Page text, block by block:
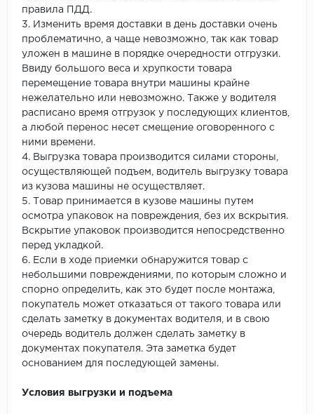
правила ПДД.
3. Изменить время доставки в день доставки очень
проблематично, а чаще невозможно, так как товар
уложен в машине в порядке очередности отгрузки.
Ввиду большого веса и хрупкости товара
перемещение товара внутри машины крайне
нежелательно или невозможно. Также у водителя
расписано время отгрузок у последующих клиентов,
а любой перенос несет смещение оговоренного с
ними времени.
4. Выгрузка товара производится силами стороны,
осуществляющей подъем, водитель выгрузку товара
из кузова машины не осуществляет.
5. Товар принимается в кузове машины путем
осмотра упаковок на повреждения, без их вскрытия.
Вскрытие упаковок производится непосредственно
перед укладкой.
6. Если в ходе приемки обнаружится товар с
небольшими повреждениями, по которым сложно и
спорно определить, как это будет после монтажа,
покупатель может отказаться от такого товара или
сделать заметку в документах водителя, и в свою
очередь водитель должен сделать заметку в
документах покупателя. Эта заметка будет
основанием для последующей замены.
Условия выгрузки и подъема